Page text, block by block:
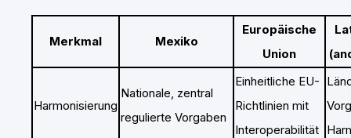
Merkmal Mexiko
Europäische
Union
Harmonisierung
Nationale, zentral
regulierte Vorgaben
Einheitliche EU-
Richtlinien mit
Interoperabilität